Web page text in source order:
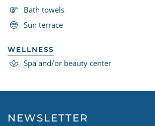
Bath towels
Sun terrace
WELLNESS
Spa and/or beauty center
NEWSLETTER